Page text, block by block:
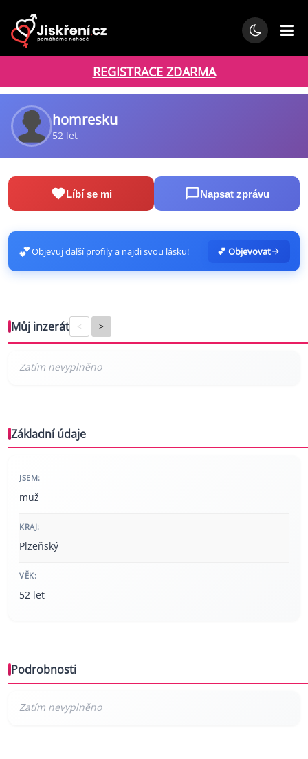
REGISTRACE ZDARMA
homresku
52 let
Líbí se mi Napsat zprávu
💕Objevuj další profily a najdi svou lásku! 💕 Objevovat
Můj inzerát < >
Základní údaje
JSEM:
muž
KRAJ:
Plzeňský
VĚK:
52 let
Podrobnosti